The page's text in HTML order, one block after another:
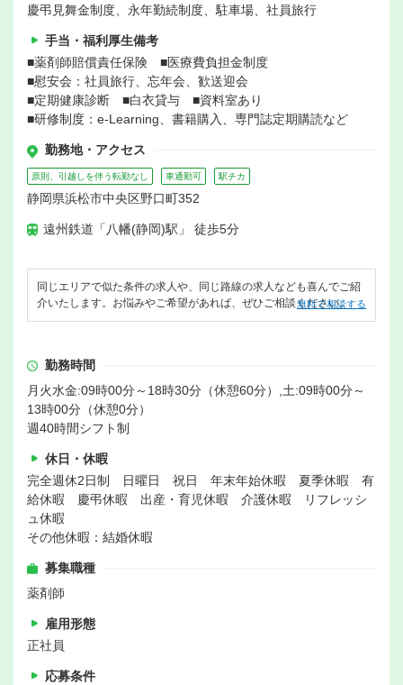
慶弔見舞金制度、永年勤続制度、駐車場、社員旅行
手当・福利厚生備考
■薬剤師賠償責任保険 ■医療費負担金制度
■慰安会：社員旅行、忘年会、歓送迎会
■定期健康診断 ■白衣貸与 ■資料室あり
■研修制度：e-Learning、書籍購入、専門誌定期購読など
勤務地・アクセス
原則、引越しを伴う転勤なし 車通勤可 駅チカ
静岡県浜松市中央区野口町352
遠州鉄道「八幡(静岡)駅」 徒歩5分
同じエリアで似た条件の求人や、同じ路線の求人なども喜んでご紹
介いたします。お悩みやご希望があれば、ぜひご相談ください。
無料で相談する
勤務時間
月火水金:09時00分～18時30分（休憩60分）,土:09時00分～
13時00分（休憩0分）
週40時間シフト制
休日・休暇
完全週休2日制 日曜日 祝日 年末年始休暇 夏季休暇 有
給休暇 慶弔休暇 出産・育児休暇 介護休暇 リフレッシ
ュ休暇
その他休暇：結婚休暇
募集職種
薬剤師
雇用形態
正社員
応募条件